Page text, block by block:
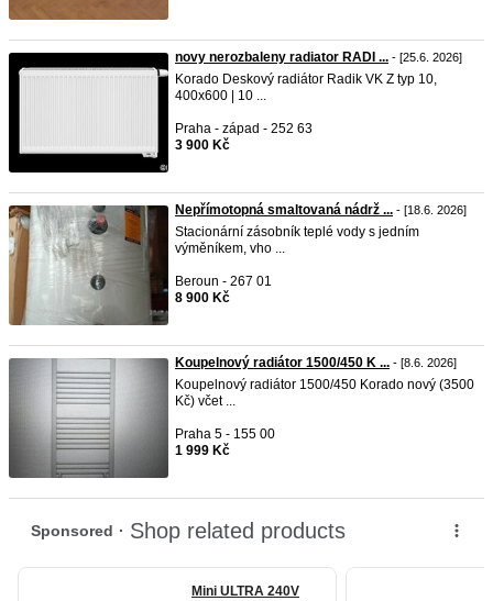
novy nerozbaleny radiator RADI ... - [25.6. 2026]
Korado Deskový radiátor Radik VK Z typ 10,
400x600 | 10 ...
Praha - západ - 252 63
3 900 Kč
Nepřímotopná smaltovaná nádrž ... - [18.6. 2026]
Stacionární zásobník teplé vody s jedním
výměníkem, vho ...
Beroun - 267 01
8 900 Kč
Koupelnový radiátor 1500/450 K ... - [8.6. 2026]
Koupelnový radiátor 1500/450 Korado nový (3500
Kč) včet ...
Praha 5 - 155 00
1 999 Kč